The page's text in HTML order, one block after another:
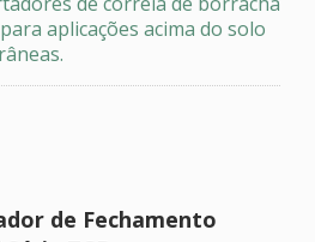
aplicações acima do solo
de Fechamento